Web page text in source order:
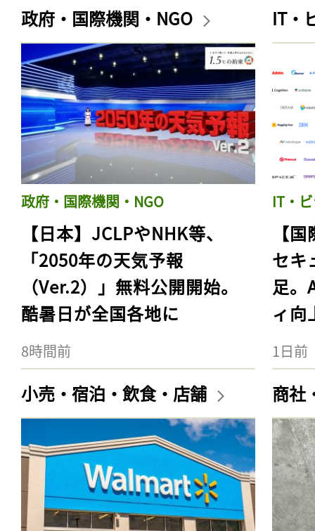
政府・国際機関・NGO
政府・国際機関・NGO
【日本】JCLPやNHK等、
「2050年の天気予報
（Ver.2）」無料公開開始。
酷暑日が全国各地に
8時間前
IT・
IT・
【
セキ
足。
ィ向
1日前
小売・宿泊・飲食・店舗 商社